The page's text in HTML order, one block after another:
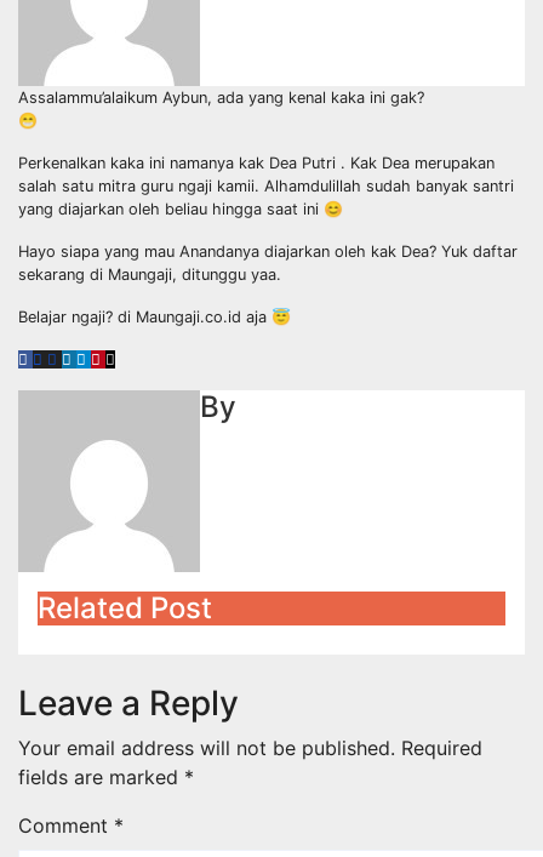
Assalammu’alaikum Aybun, ada yang kenal kaka ini gak?
😁
Perkenalkan kaka ini namanya kak Dea Putri . Kak Dea merupakan
salah satu mitra guru ngaji kamii. Alhamdulillah sudah banyak santri
yang diajarkan oleh beliau hingga saat ini 😊
Hayo siapa yang mau Anandanya diajarkan oleh kak Dea? Yuk daftar
sekarang di Maungaji, ditunggu yaa.
Belajar ngaji? di Maungaji.co.id aja 😇
By
Related Post
Leave a Reply
Your email address will not be published. Required
fields are marked *
Comment *